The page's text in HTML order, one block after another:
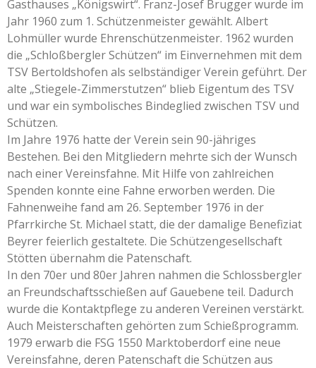
Gasthauses „Königswirt“. Franz-Josef Brugger wurde im
Jahr 1960 zum 1. Schützenmeister gewählt. Albert
Lohmüller wurde Ehrenschützenmeister. 1962 wurden
die „Schloßbergler Schützen“ im Einvernehmen mit dem
TSV Bertoldshofen als selbständiger Verein geführt. Der
alte „Stiegele-Zimmerstutzen“ blieb Eigentum des TSV
und war ein symbolisches Bindeglied zwischen TSV und
Schützen.
Im Jahre 1976 hatte der Verein sein 90-jähriges
Bestehen. Bei den Mitgliedern mehrte sich der Wunsch
nach einer Vereinsfahne. Mit Hilfe von zahlreichen
Spenden konnte eine Fahne erworben werden. Die
Fahnenweihe fand am 26. September 1976 in der
Pfarrkirche St. Michael statt, die der damalige Benefiziat
Beyrer feierlich gestaltete. Die Schützengesellschaft
Stötten übernahm die Patenschaft.
In den 70er und 80er Jahren nahmen die Schlossbergler
an Freundschaftsschießen auf Gauebene teil. Dadurch
wurde die Kontaktpflege zu anderen Vereinen verstärkt.
Auch Meisterschaften gehörten zum Schießprogramm.
1979 erwarb die FSG 1550 Marktoberdorf eine neue
Vereinsfahne, deren Patenschaft die Schützen aus